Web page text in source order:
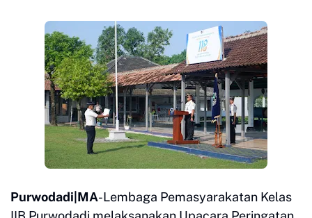
Purwodadi|MA-Lembaga Pemasyarakatan Kelas